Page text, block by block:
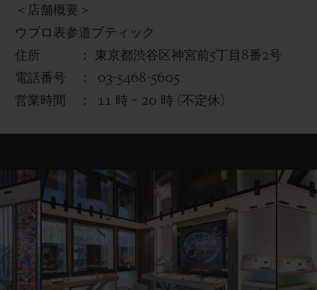
＜店舗概要＞
ウブロ表参道ブティック
住所 ： 東京都渋谷区神宮前 5丁目 8番2号
電話番号 ：
03-5468-5605
営業時間 ：
11 時 – 20 時 ( 不定休 )